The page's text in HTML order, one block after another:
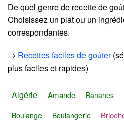
De quel genre de recette de
Choisissez un plat ou un
correspondantes.
→ Recettes faciles de goûter
plus faciles et rapides)
Algérie Amande Bananes
Boulange Boulangerie